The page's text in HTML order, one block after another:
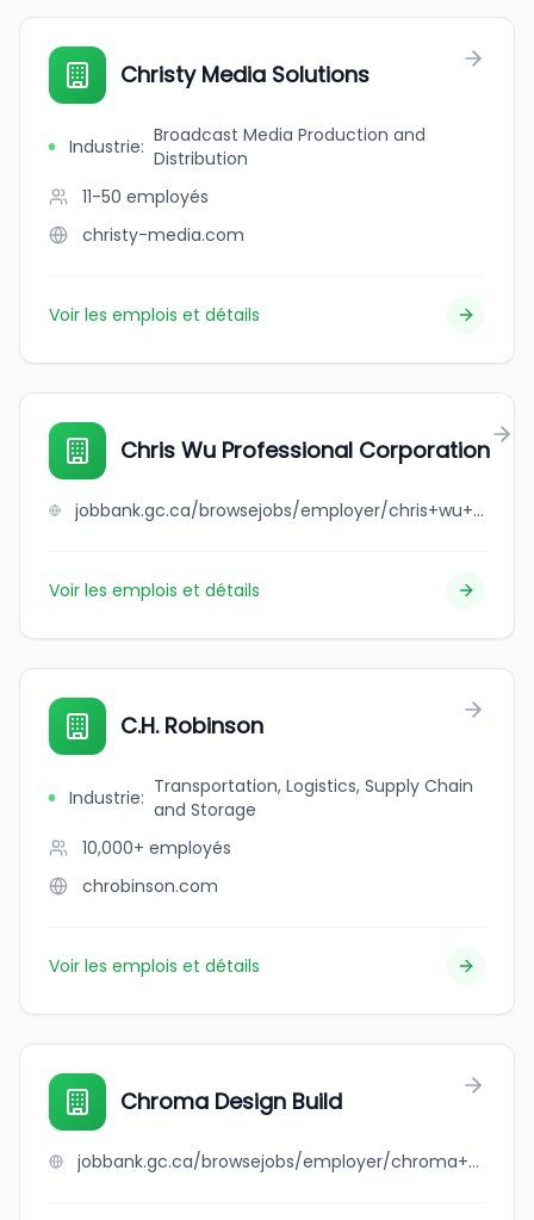
Christy Media Solutions
Industrie: Broadcast Media Production and
Distribution
11-50 employés
christy-media.com
Voir les emplois et détails
Chris Wu Professional Corporation
jobbank.gc.ca/browsejobs/employer/chris+wu+professional+corporation/ca
Voir les emplois et détails
C.H. Robinson
Industrie: Transportation, Logistics, Supply Chain
and Storage
10,000+ employés
chrobinson.com
Voir les emplois et détails
Chroma Design Build
jobbank.gc.ca/browsejobs/employer/chroma+design+build/ca